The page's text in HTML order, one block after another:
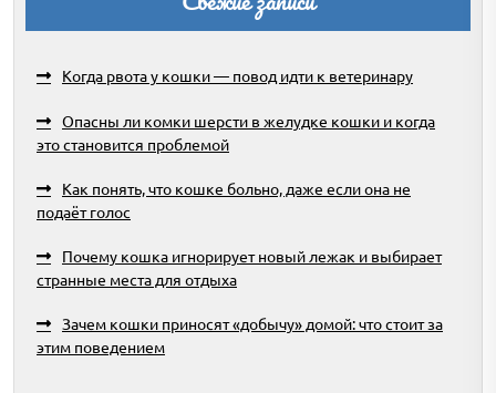
Когда рвота у кошки — повод идти к ветеринару
Опасны ли комки шерсти в желудке кошки и когда
это становится проблемой
Как понять, что кошке больно, даже если она не
подаёт голос
Почему кошка игнорирует новый лежак и выбирает
странные места для отдыха
Зачем кошки приносят «добычу» домой: что стоит за
этим поведением